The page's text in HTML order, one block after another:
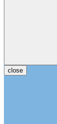
close